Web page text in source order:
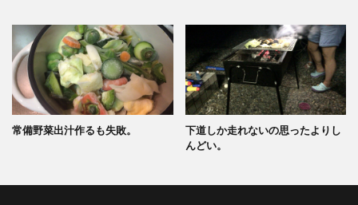
常備野菜出汁作るも失敗。
下道しか走れないの思ったよりし
んどい。